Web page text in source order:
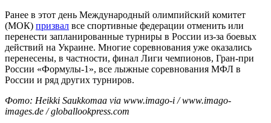
Ранее в этот день Международный олимпийский комитет
(МОК) призвал все спортивные федерации отменить или
перенести запланированные турниры в России из-за боевых
действий на Украине. Многие соревнования уже оказались
перенесены, в частности, финал Лиги чемпионов, Гран-при
России «Формулы-1», все лыжные соревнования МФЛ в
России и ряд других турниров.
Фото: Heikki Saukkomaa via www.imago-i / www.imago-
images.de / globallookpress.com